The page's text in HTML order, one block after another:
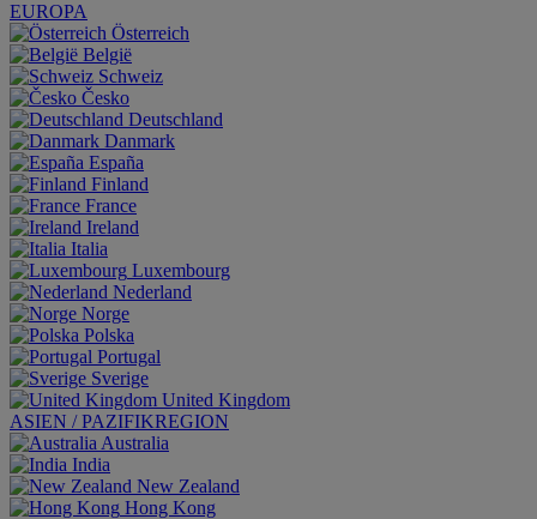
EUROPA
Österreich
België
Schweiz
Česko
Deutschland
Danmark
España
Finland
France
Ireland
Italia
Luxembourg
Nederland
Norge
Polska
Portugal
Sverige
United Kingdom
ASIEN / PAZIFIKREGION
Australia
India
New Zealand
Hong Kong